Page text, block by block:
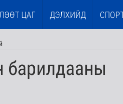
ЦАГ ДЭЛХИЙД
барилдааны